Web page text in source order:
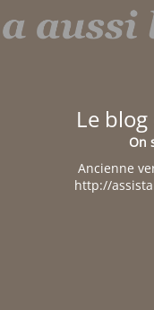
Le
On
Ancienne
http://